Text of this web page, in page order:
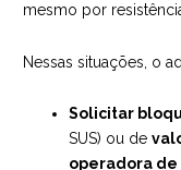
mesmo por
Nessas situações, o
Solicitar
SUS) ou de
operadora de